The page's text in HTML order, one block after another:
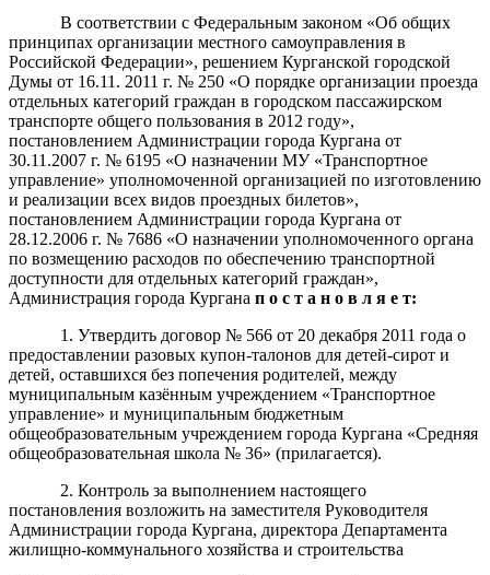
В соответствии с Федеральным законом «Об общих
принципах организации местного самоуправления в
Российской Федерации», решением Курганской городской
Думы от 16.11. 2011 г. № 250 «О порядке организации проезда
отдельных категорий граждан в городском пассажирском
транспорте общего пользования в 2012 году»,
постановлением Администрации города Кургана от
30.11.2007 г. № 6195 «О назначении МУ «Транспортное
управление» уполномоченной организацией по изготовлению
и реализации всех видов проездных билетов»,
постановлением Администрации города Кургана от
28.12.2006 г. № 7686 «О назначении уполномоченного органа
по возмещению расходов по обеспечению транспортной
доступности для отдельных категорий граждан»,
Администрация города Кургана п о с т а н о в л я е т:
1. Утвердить договор № 566 от 20 декабря 2011 года о
предоставлении разовых купон-талонов для детей-сирот и
детей, оставшихся без попечения родителей, между
муниципальным казённым учреждением «Транспортное
управление» и муниципальным бюджетным
общеобразовательным учреждением города Кургана «Средняя
общеобразовательная школа № 36» (прилагается).
2. Контроль за выполнением настоящего
постановления возложить на заместителя Руководителя
Администрации города Кургана, директора Департамента
жилищно-коммунального хозяйства и строительства